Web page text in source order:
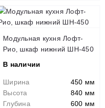
Модульная кухня Лофт-
Рио, шкаф нижний ШН-450
В наличии
Ширина
450 мм
Высота
840 мм
Глубина
600 мм